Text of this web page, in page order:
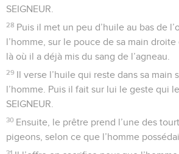
SEIGNEUR.
28 Puis il met un peu d’huile au bas de
l’homme, sur le pouce de sa main
là où il a déjà mis du sang de l’agneau.
29 Il verse l’huile qui reste dans sa main
l’homme. Puis il fait sur lui le geste qui
SEIGNEUR.
30 Ensuite, le prêtre prend l’une des
pigeons, selon ce que l’homme
31